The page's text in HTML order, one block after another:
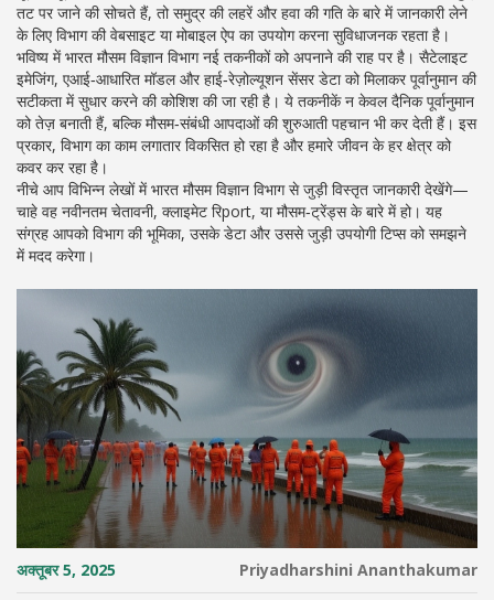
तट पर जाने की सोचते हैं, तो समुद्र की लहरें और हवा की गति के बारे में जानकारी लेने
के लिए विभाग की वेबसाइट या मोबाइल ऐप का उपयोग करना सुविधाजनक रहता है।
भविष्य में भारत मौसम विज्ञान विभाग नई तकनीकों को अपनाने की राह पर है। सैटेलाइट
इमेजिंग, एआई‑आधारित मॉडल और हाई‑रेज़ोल्यूशन सेंसर डेटा को मिलाकर पूर्वानुमान की
सटीकता में सुधार करने की कोशिश की जा रही है। ये तकनीकें न केवल दैनिक पूर्वानुमान
को तेज़ बनाती हैं, बल्कि मौसम‑संबंधी आपदाओं की शुरुआती पहचान भी कर देती हैं। इस
प्रकार, विभाग का काम लगातार विकसित हो रहा है और हमारे जीवन के हर क्षेत्र को
कवर कर रहा है।
नीचे आप विभिन्न लेखों में भारत मौसम विज्ञान विभाग से जुड़ी विस्तृत जानकारी देखेंगे—
चाहे वह नवीनतम चेतावनी, क्लाइमेट रिport, या मौसम‑ट्रेंड्स के बारे में हो। यह
संग्रह आपको विभाग की भूमिका, उसके डेटा और उससे जुड़ी उपयोगी टिप्स को समझने
में मदद करेगा।
अक्तूबर 5, 2025 Priyadharshini Ananthakumar